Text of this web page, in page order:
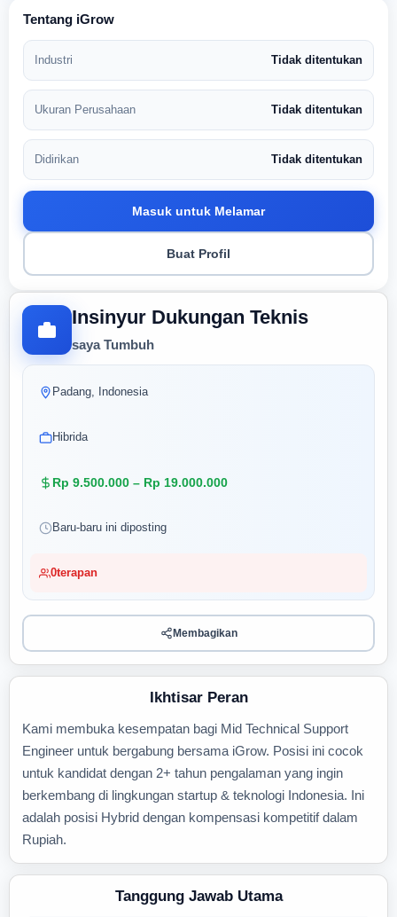
Insinyur Dukungan Teknis
saya Tumbuh
Padang, Indonesia
Hibrida
Rp 9.500.000 – Rp 19.000.000
Baru-baru ini diposting
0terapan
Membagikan
Ikhtisar Peran
Kami membuka kesempatan bagi Mid Technical Support
Engineer untuk bergabung bersama iGrow. Posisi ini cocok
untuk kandidat dengan 2+ tahun pengalaman yang ingin
berkembang di lingkungan startup & teknologi Indonesia. Ini
adalah posisi Hybrid dengan kompensasi kompetitif dalam
Rupiah.
Tanggung Jawab Utama
Tentang iGrow
Industri Tidak ditentukan
Ukuran Perusahaan Tidak ditentukan
Didirikan Tidak ditentukan
Masuk untuk Melamar
Buat Profil